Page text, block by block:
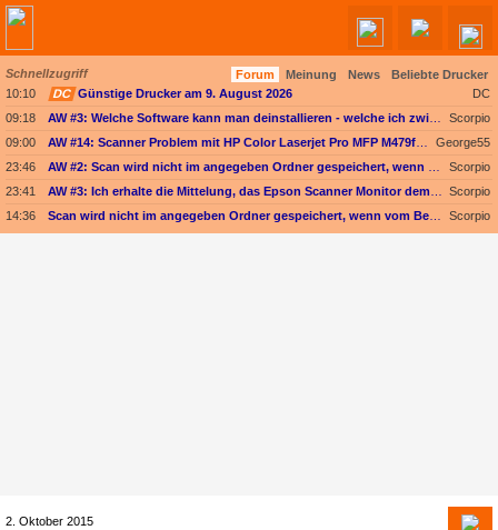
Schnellzugriff Forum Meinung News
Beliebte Drucker
10:10
DC Günstige Drucker am 9. August 2026
DC
09:18
Scorpio
09:00
George55
23:46
Scorpio
23:41
Scorpio
14:36
Scorpio
2. Oktober 2015
Angebote werden geladen...